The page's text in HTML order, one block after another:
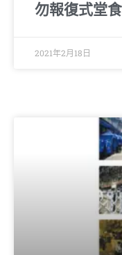
勿報復式堂食
2021年2月18日